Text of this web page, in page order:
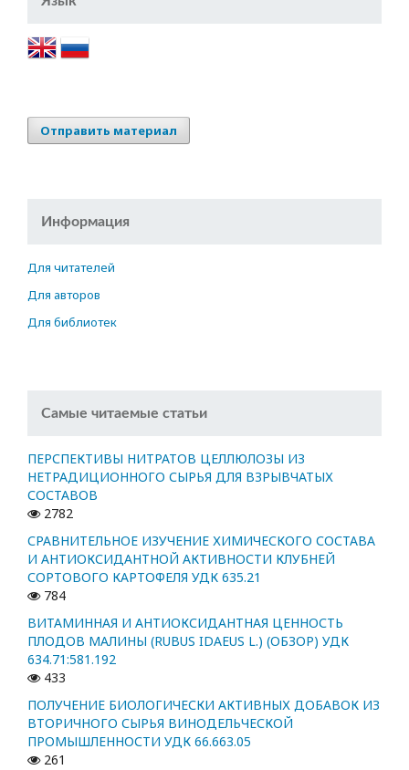
Отправить материал
Информация
Для читателей
Для авторов
Для библиотек
Самые читаемые статьи
ПЕРСПЕКТИВЫ НИТРАТОВ ЦЕЛЛЮЛОЗЫ ИЗ
НЕТРАДИЦИОННОГО СЫРЬЯ ДЛЯ ВЗРЫВЧАТЫХ
СОСТАВОВ
2782
СРАВНИТЕЛЬНОЕ ИЗУЧЕНИЕ ХИМИЧЕСКОГО СОСТАВА
И АНТИОКСИДАНТНОЙ АКТИВНОСТИ КЛУБНЕЙ
СОРТОВОГО КАРТОФЕЛЯ УДК 635.21
784
ВИТАМИННАЯ И АНТИОКСИДАНТНАЯ ЦЕННОСТЬ
ПЛОДОВ МАЛИНЫ (RUBUS IDAEUS L.) (ОБЗОР) УДК
634.71:581.192
433
ПОЛУЧЕНИЕ БИОЛОГИЧЕСКИ АКТИВНЫХ ДОБАВОК ИЗ
ВТОРИЧНОГО СЫРЬЯ ВИНОДЕЛЬЧЕСКОЙ
ПРОМЫШЛЕННОСТИ УДК 66.663.05
261